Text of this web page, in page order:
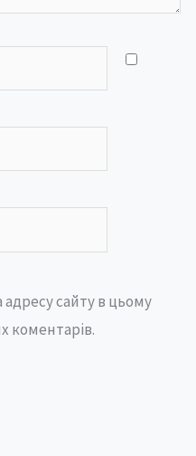
сайту в цьому
коментарів.